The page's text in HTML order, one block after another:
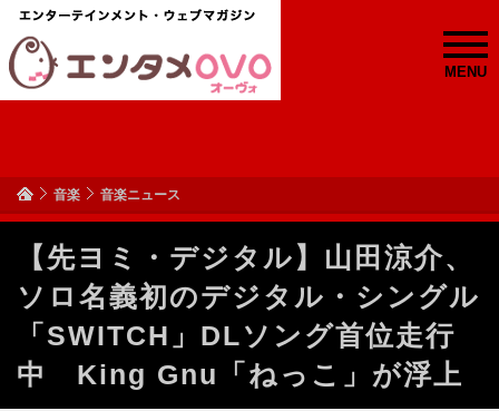
MENU
音楽 音楽ニュース
【先ヨミ・デジタル】山田涼介、
ソロ名義初のデジタル・シングル
「SWITCH」DLソング首位走行
中 King Gnu「ねっこ」が浮上